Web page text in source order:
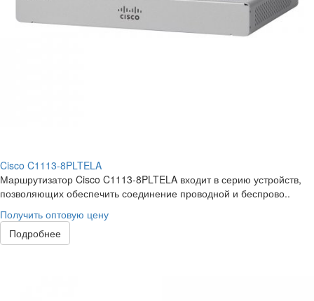
Cisco C1113-8PLTELA
Маршрутизатор Cisco C1113-8PLTELA входит в серию устройств,
позволяющих обеспечить соединение проводной и беспрово..
Получить оптовую цену
Подробнее